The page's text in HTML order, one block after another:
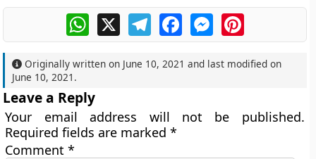
WhatsApp
X TelegramFacebookMessengerPinterest
Originally written on June 10, 2021 and last modified on
June 10, 2021 .
Leave a Reply
Your email address will not be published.
Required fields are marked*
Comment*